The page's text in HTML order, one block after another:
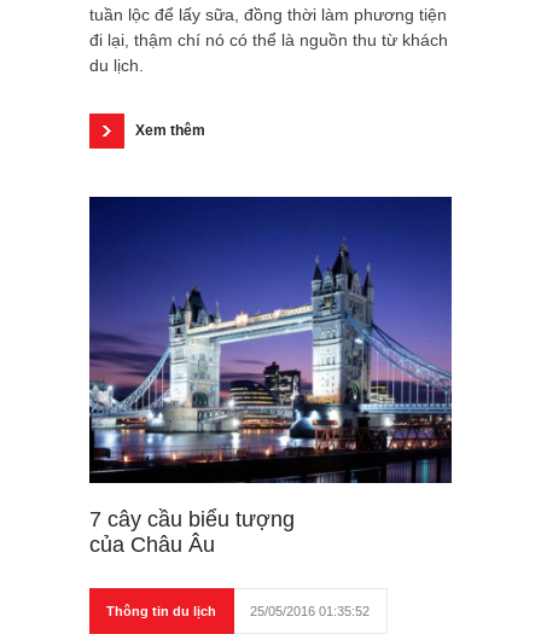
tuần lộc để lấy sữa, đồng thời làm phương tiện
đi lại, thậm chí nó có thể là nguồn thu từ khách
du lịch.
Xem thêm
7 cây cầu biểu tượng
của Châu Âu
Thông tin du lịch 25/05/2016 01:35:52